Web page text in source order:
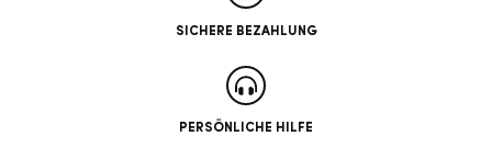
SICHERE BEZAHLUNG
PERSÖNLICHE HILFE